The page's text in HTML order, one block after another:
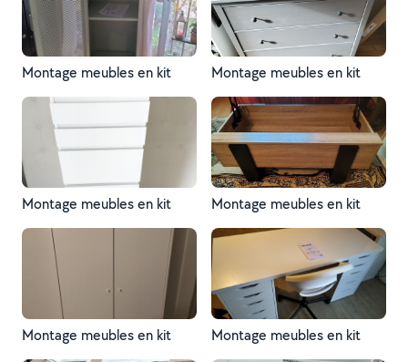
Montage meubles en kit Montage meubles en kit
Montage meubles en kit Montage meubles en kit
Montage meubles en kit Montage meubles en kit